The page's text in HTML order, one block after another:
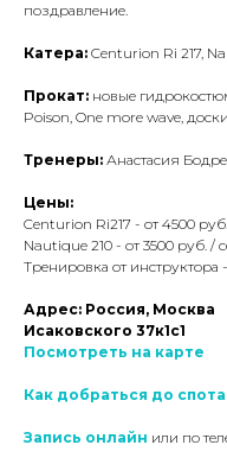
поздравление.
Катера: Centurion Ri 217,
Прокат: новые
Poison, One more wave,
Тренеры: Анастасия
Цены:
Centurion Ri217 - от 4500 руб.
Nautique 210 - от 3500 руб. /
Тренировка от инструктора
Адрес: Россия, Москва
Исаковского 37к1с1
Посмотреть на карте
Как добраться до спота
Запись онлайн или по